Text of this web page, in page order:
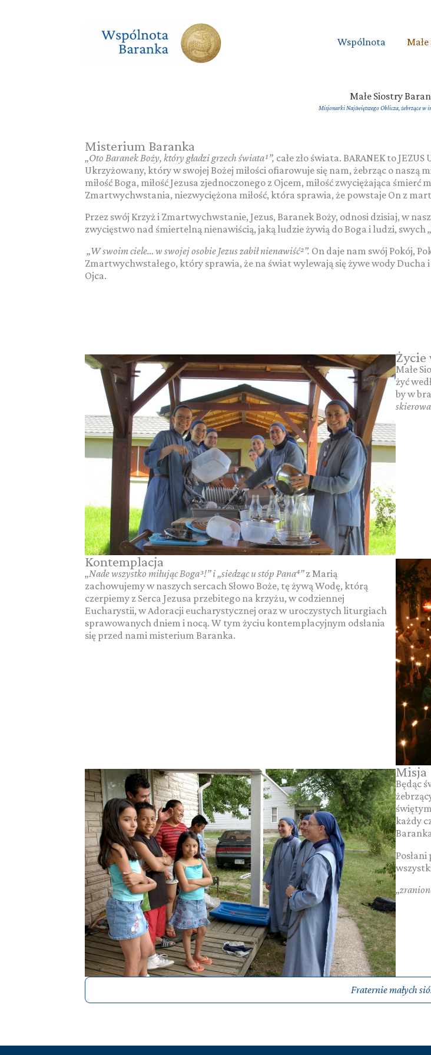
Wspólnota
Małe Siostry
Misjonarki Najświętszego Oblicza, żebrzące w
Misterium Baranka
„Oto Baranek Boży, który gładzi grzech świata¹”, całe zło świata. BARANEK to JEZUS
Ukrzyżowany, który w swojej Bożej miłości ofiarowuje się nam, żebrząc o naszą
miłość Boga, miłość Jezusa zjednoczonego z Ojcem, miłość zwyciężająca śmierć
Zmartwychwstania, niezwyciężona miłość, która sprawia, że powstaje On z
Przez swój Krzyż i Zmartwychwstanie, Jezus, Baranek Boży, odnosi dzisiaj, w
zwycięstwo nad śmiertelną nienawiścią, jaką ludzie żywią do Boga i ludzi, swych
„W swoim ciele… w swojej osobie Jezus zabił nienawiść²”. On daje nam swój Pokój,
Zmartwychwstałego, który sprawia, że na świat wylewają się żywe wody Ducha i
Ojca.
Życie
Małe
żyć
by w
Kontemplacja
„Nade wszystko miłując Boga³!”i„siedząc u stóp Pana⁴” z Marią
zachowujemy w naszych sercach Słowo Boże, tę żywą Wodę, którą
czerpiemy z Serca Jezusa przebitego na krzyżu, w codziennej
Eucharystii, w Adoracji eucharystycznej oraz w uroczystych liturgiach
sprawowanych dniem i nocą. W tym życiu kontemplacyjnym odsłania
się przed nami misterium Baranka.
Misja
Będąc
każdy
Fraternie małych